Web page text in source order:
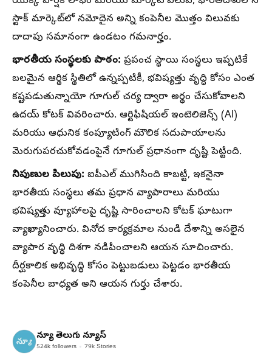
స్టాక్ మార్కెట్‌లో నమోదైన అన్ని కంపెనీల మొత్తం విలువకు
దాదాపు సమానంగా ఉండటం గమనార్హం.
భారతీయ సంస్థలకు పాఠం: ప్రపంచ స్థాయి సంస్థలు ఇప్పటికే
బలమైన ఆర్థిక స్థితిలో ఉన్నప్పటికీ, భవిష్యత్తు వృద్ధి కోసం ఎంత
కష్టపడుతున్నాయో గూగుల్ చర్య ద్వారా అర్థం చేసుకోవాలని
ఉదయ్ కోటక్ వివరించారు. ఆర్టిఫిషియల్ ఇంటెలిజెన్స్ (AI)
మరియు ఆధునిక కంప్యూటింగ్ మౌలిక సదుపాయాలను
మెరుగుపరచుకోవడంపైనే గూగుల్ ప్రధానంగా దృష్టి పెట్టింది.
నిపుణుల పిలుపు: ఐపీఎల్ ముగిసింది కాబట్టి, ఇకనైనా
భారతీయ సంస్థలు తమ ప్రధాన వ్యాపారాలు మరియు
భవిష్యత్తు వ్యూహాలపై దృష్టి సారించాలని కోటక్ ఘాటుగా
వ్యాఖ్యానించారు. వినోద కార్యక్రమాల నుండి దేశాన్ని అసలైన
వ్యాపార వృద్ధి దిశగా నడిపించాలని ఆయన సూచించారు.
దీర్ఘకాలిక అభివృద్ధి కోసం పెట్టుబడులు పెట్టడం భారతీయ
కంపెనీల బాధ్యత అని ఆయన గుర్తు చేశారు.
న్యూ తెలుగు న్యూస్
524k followers 79k Stories